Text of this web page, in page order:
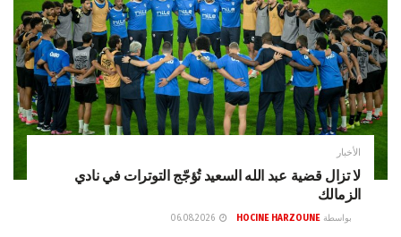
الأخبار
لا تزال قضية عبد الله السعيد تُؤجّج التوترات في نادي
الزمالك
بواسطة HOCINE HARZOUNE